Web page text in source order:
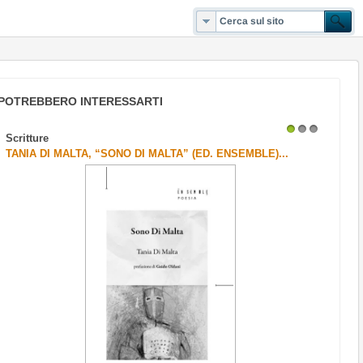
INTERESSARTI
Scritture
TANIA DI MALTA, “SONO DI MALTA” (ED. ENSEMBLE)...